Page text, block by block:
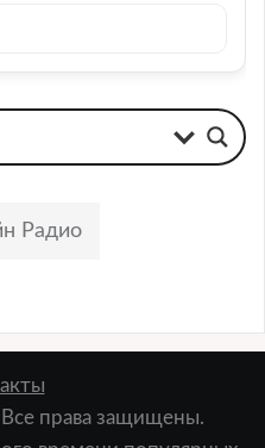
Радио
права защищены.